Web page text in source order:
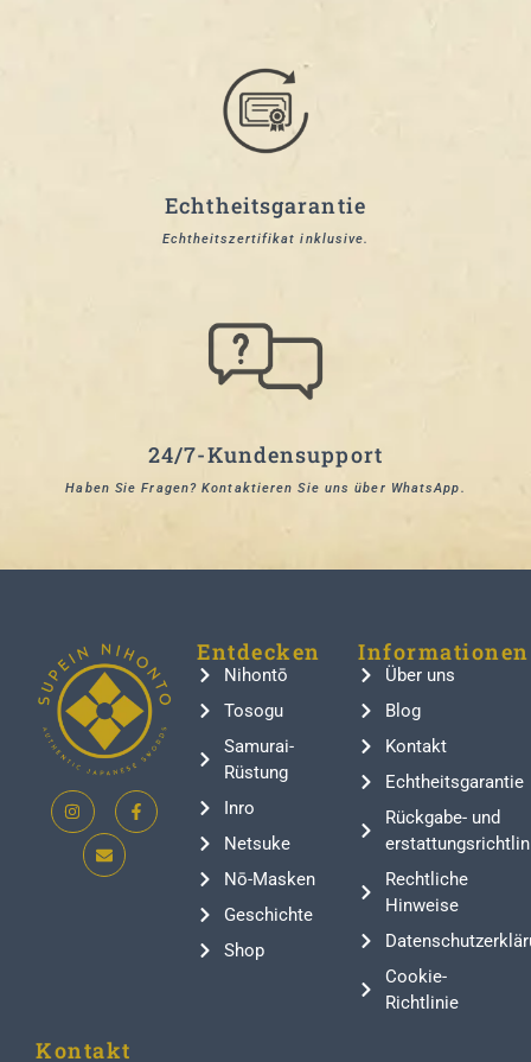
Echtheitsgarantie
Echtheitszertifikat inklusive.
24/7-Kundensupport
Haben Sie Fragen? Kontaktieren Sie uns über WhatsApp.
Entdecken
Nihontō
Tosogu
Samurai-
Rüstung
Inro
Netsuke
Nō-Masken
Geschichte
Shop
Informationen
Über uns
Blog
Kontakt
Echtheitsgarantie
Rückgabe- und
Rechtliche
Hinweise
Cookie-
Richtlinie
Kontakt